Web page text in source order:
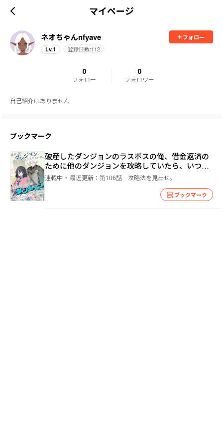
マイページ
ネオちゃんnfyave
フォロー
Lv.1 登録日数:112
0
フォロー
0
フォロワー
自己紹介はありません
ブックマーク
破産したダンジョンのラスボスの俺、借金返済の
ために他のダンジョンを攻略していたら、いつの
間にか美少女たちに囲まれていた件
連載中 最近更新： 第106話 攻略法を見出せ。
ブックマーク